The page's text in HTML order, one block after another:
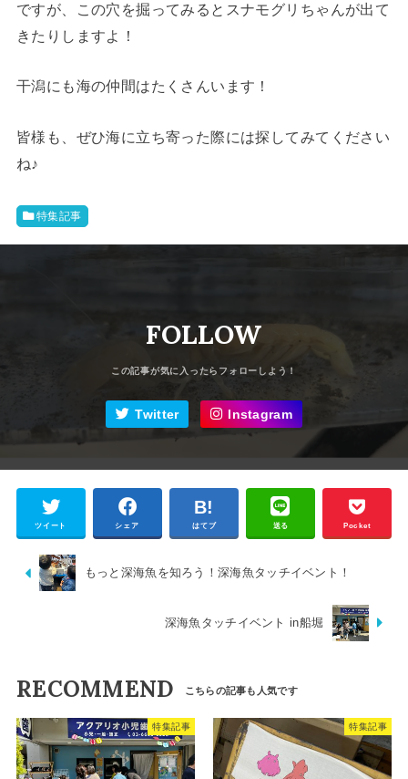
ですが、この穴を掘ってみるとスナモグリちゃんが出て
きたりしますよ！
干潟にも海の仲間はたくさんいます！
皆様も、ぜひ海に立ち寄った際には探してみてください
ね♪
特集記事
FOLLOW
Twitter Instagram
ツイート シェア はてブ 送る Pocket
もっと深海魚を知ろう！深海魚タッチイベント！
深海魚タッチイベント in船堀
RECOMMEND
特集記事 特集記事